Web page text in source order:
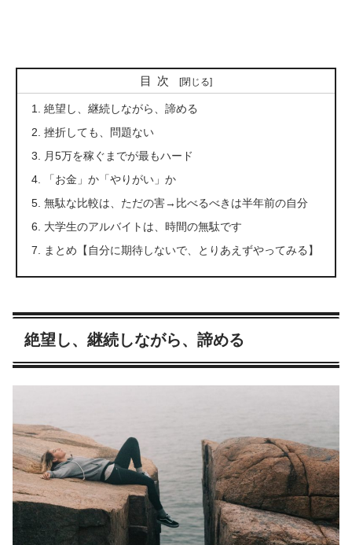
目次
絶望し、継続しながら、諦める
挫折しても、問題ない
月5万を稼ぐまでが最もハード
「お金」か「やりがい」か
無駄な比較は、ただの害→比べるべきは半年前の自分
大学生のアルバイトは、時間の無駄です
まとめ【自分に期待しないで、とりあえずやってみる】
絶望し、継続しながら、諦める